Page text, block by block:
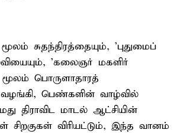
சுதந்திரத்தையும், 'புதுமைப்
'கலைஞர் மகளிர்
பொருளாதாரத்
பெண்களின் வாழ்வில்
திராவிட மாடல் ஆட்சியின்
சிறகுகள் விரியட்டும், இந்த வானம்